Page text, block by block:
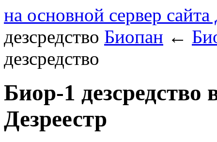
на основной сервер сайта
дезсредство Биопан ←
дезсредство
Биор-1 дезсредство
Дезреестр